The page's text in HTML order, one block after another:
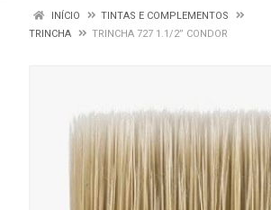
INÍCIO
TINTAS E COMPLEMENTOS
TRINCHA
TRINCHA 727 1.1/2” CONDOR